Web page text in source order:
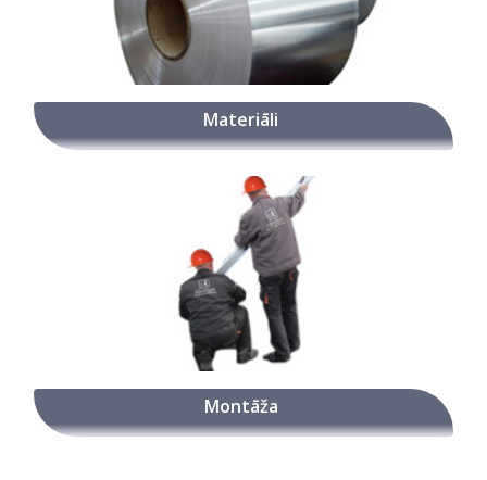
Materiāli
Montāža